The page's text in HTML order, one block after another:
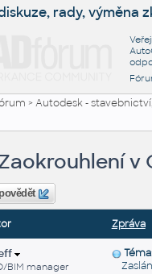
rady, výměna
>Autodesk -
v
Zpráva
BIM manager